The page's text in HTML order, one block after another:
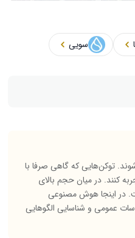
سویی
توکن‌هایی که گاهی صرفا با
کنند. در میان حجم بالای
در اینجا هوش مصنوعی
عمومی و شناسایی الگوهایی